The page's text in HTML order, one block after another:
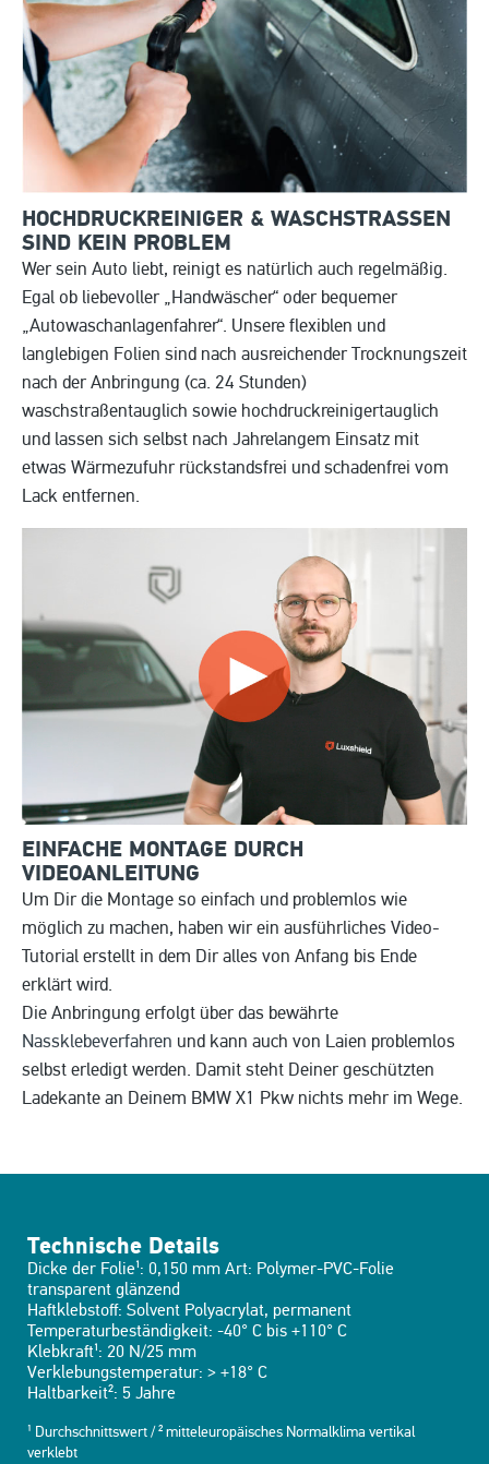
HOCHDRUCKREINIGER & WASCHSTRASSEN S
IND KEIN PROBLEM
Wer sein Auto liebt, reinigt es natürlich auch regelmäßig.
Egal ob liebevoller „Handwäscher“ oder bequemer
„Autowaschanlagenfahrer“. Unsere flexiblen und
langlebigen Folien sind nach ausreichender Trocknungszeit
nach der Anbringung (ca. 24 Stunden)
waschstraßentauglich sowie hochdruckreinigertauglich
und lassen sich selbst nach Jahrelangem Einsatz mit
etwas Wärmezufuhr rückstandsfrei und schadenfrei vom
Lack entfernen.
EINFACHE MONTAGE DURCH
VIDEOANLEITUNG
Um Dir die Montage so einfach und problemlos wie
möglich zu machen, haben wir ein ausführliches Video-
Tutorial erstellt in dem Dir alles von Anfang bis Ende
erklärt wird.
Die Anbringung erfolgt über das bewährte
Nassklebeverfahren und kann auch von Laien problemlos
selbst erledigt werden. Damit steht Deiner geschützten
Ladekante an Deinem BMW X1 Pkw nichts mehr im Wege.
Technische Details
Dicke der Folie¹: 0,150 mm Art: Polymer-PVC-Folie
transparent glänzend
Haftklebstoff: Solvent Polyacrylat, permanent
Temperaturbeständigkeit: -40° C bis +110° C
Klebkraft¹: 20 N/25 mm
Verklebungstemperatur: > +18° C
Haltbarkeit²: 5 Jahre
¹ Durchschnittswert / ² mitteleuropäisches Normalklima vertikal
verklebt